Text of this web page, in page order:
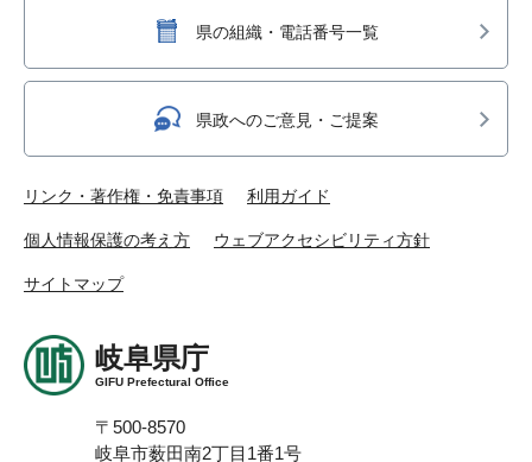
県の組織・電話番号一覧
県政へのご意見・ご提案
リンク・著作権・免責事項 利用ガイド
個人情報保護の考え方 ウェブアクセシビリティ方針
サイトマップ
岐阜県庁
GIFU Prefectural Office
〒500-8570
岐阜市薮田南2丁目1番1号